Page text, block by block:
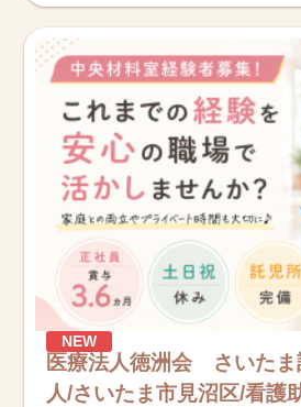
NEW
医療法人徳洲会 さいたま
人/さいたま市見沼区/看護